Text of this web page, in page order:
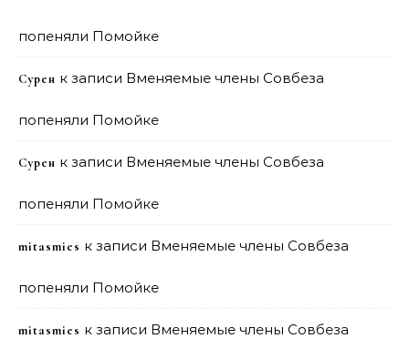
попеняли Помойке
Сурен к записи Вменяемые члены Совбеза
попеняли Помойке
Сурен к записи Вменяемые члены Совбеза
попеняли Помойке
mitasmies к записи Вменяемые члены Совбеза
попеняли Помойке
mitasmies к записи Вменяемые члены Совбеза